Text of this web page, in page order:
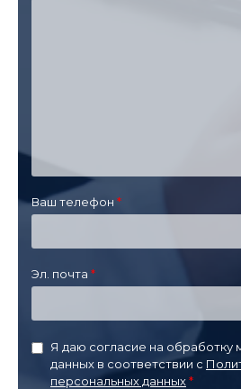
Ваш телефон
Эл. почта
Я даю согласие на обработку
данных в соответствии с
персональных данных